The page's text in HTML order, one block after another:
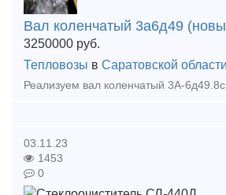
Вал коленчатый 3а6д49
3250000 руб.
Тепловозы в Саратовской области
03.11.23
1453
0